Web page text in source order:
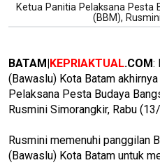
Ketua Panitia Pelaksana Pesta
(BBM),
BATAM|KEPRIAKTUAL.COM:
(Bawaslu) Kota Batam
Pelaksana Pesta Budaya
Rusmini Simorangkir, Rabu
Rusmini memenuhi panggilan
(Bawaslu) Kota Batam untuk